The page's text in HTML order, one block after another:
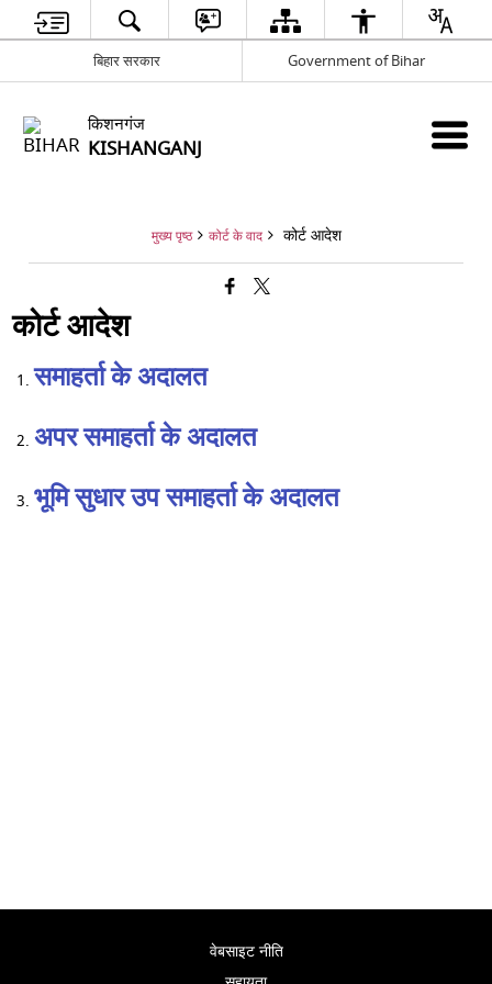
बिहार सरकार Government of Bihar
किशनगंज
KISHANGANJ
मुख्य पृष्ठ कोर्ट के वाद कोर्ट आदेश
कोर्ट आदेश
समाहर्ता के अदालत
अपर समाहर्ता के अदालत
भूमि सुधार उप समाहर्ता के अदालत
वेबसाइट नीति